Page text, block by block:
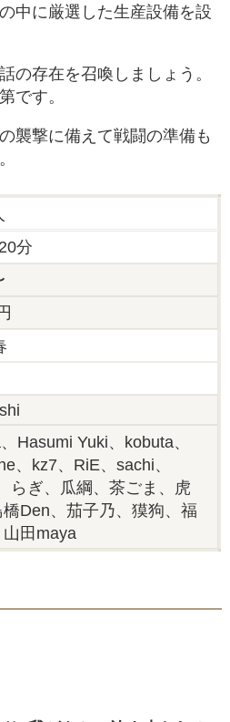
中に厳選した生産設備を設
の存在を召喚しましょう。
です。
襲撃に備えて戦闘の準備も
分
Hasumi Yuki、kobuta、
、kz7、RiE、sachi、
らぎ、瓜綱、茶ごま、虎
橋Den、茄子乃、獏狗、福
山田maya